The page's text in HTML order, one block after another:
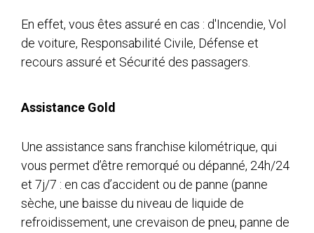
En effet, vous êtes assuré en cas : d'Incendie, Vol
de voiture, Responsabilité Civile, Défense et
recours assuré et Sécurité des passagers.
Assistance Gold
Une assistance sans franchise kilométrique, qui
vous permet d’être remorqué ou dépanné, 24h/24
et 7j/7 : en cas d’accident ou de panne (panne
sèche, une baisse du niveau de liquide de
refroidissement, une crevaison de pneu, panne de